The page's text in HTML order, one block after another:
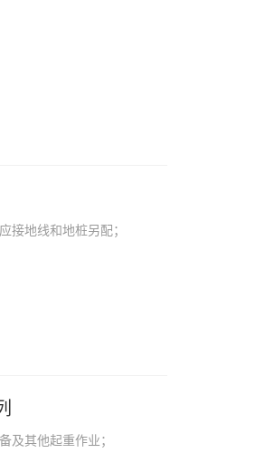
接地线和地桩另配；
及其他起重作业；